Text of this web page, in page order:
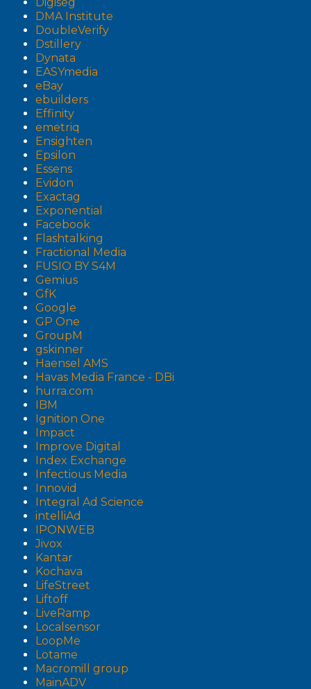
DMA Institute
DoubleVerify
Dstillery
Dynata
EASYmedia
eBay
ebuilders
Effinity
emetriq
Ensighten
Epsilon
Essens
Evidon
Exactag
Exponential
Facebook
Flashtalking
Fractional Media
FUSIO BY S4M
Gemius
GfK
Google
GP One
GroupM
gskinner
Haensel AMS
Havas Media France - DBi
hurra.com
IBM
Ignition One
Impact
Improve Digital
Index Exchange
Infectious Media
Innovid
Integral Ad Science
intelliAd
IPONWEB
Jivox
Kantar
Kochava
LifeStreet
Liftoff
LiveRamp
Localsensor
LoopMe
Lotame
Macromill group
MainADV